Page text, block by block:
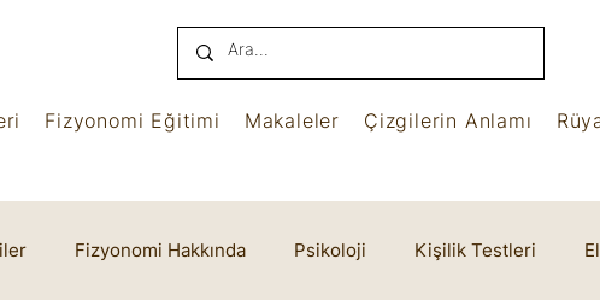
Fizyonomi Eğitimi Makaleler Çizgilerin Anlamı
Fizyonomi Hakkında Psikoloji Kişilik Testleri